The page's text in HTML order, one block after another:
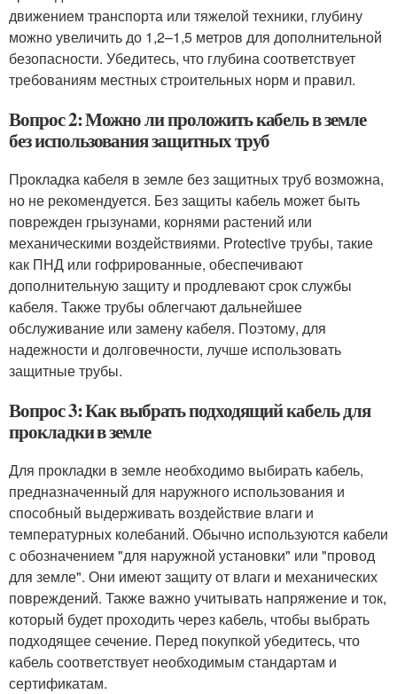
движением транспорта или тяжелой техники, глубину
можно увеличить до 1,2–1,5 метров для дополнительной
безопасности. Убедитесь, что глубина соответствует
требованиям местных строительных норм и правил.
Вопрос 2: Можно ли проложить кабель в земле
без использования защитных труб
Прокладка кабеля в земле без защитных труб возможна,
но не рекомендуется. Без защиты кабель может быть
поврежден грызунами, корнями растений или
механическими воздействиями. Protective трубы, такие
как ПНД или гофрированные, обеспечивают
дополнительную защиту и продлевают срок службы
кабеля. Также трубы облегчают дальнейшее
обслуживание или замену кабеля. Поэтому, для
надежности и долговечности, лучше использовать
защитные трубы.
Вопрос 3: Как выбрать подходящий кабель для
прокладки в земле
Для прокладки в земле необходимо выбирать кабель,
предназначенный для наружного использования и
способный выдерживать воздействие влаги и
температурных колебаний. Обычно используются кабели
с обозначением "для наружной установки" или "провод
для земле". Они имеют защиту от влаги и механических
повреждений. Также важно учитывать напряжение и ток,
который будет проходить через кабель, чтобы выбрать
подходящее сечение. Перед покупкой убедитесь, что
кабель соответствует необходимым стандартам и
сертификатам.